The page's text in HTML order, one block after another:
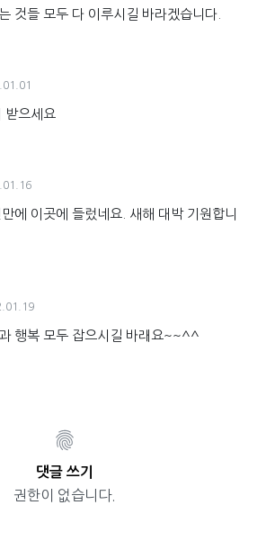
것들 모두 다 이루시길 바라겠습니다.
받으세요
에 이곳에 들렀네요. 새해 대박 기원합니
행복 모두 잡으시길 바래요~~^^
댓글 쓰기
권한이 없습니다.